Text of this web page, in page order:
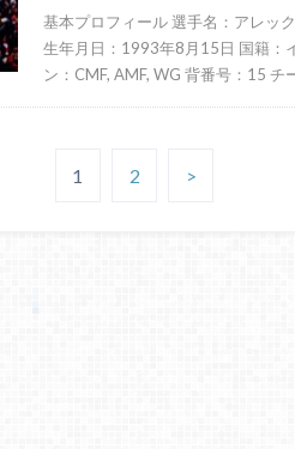
基本プロフィール 選手名：アレッ
生年月日：1993年8月15日 国籍：
ン：CMF, AMF, WG 背番号：15
1 2 >